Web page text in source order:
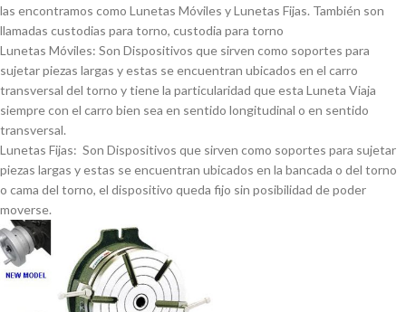
las encontramos como Lunetas Móviles y Lunetas Fijas. También son
llamadas custodias para torno, custodia para torno
Lunetas Móviles: Son Dispositivos que sirven como soportes para
sujetar piezas largas y estas se encuentran ubicados en el carro
transversal del torno y tiene la particularidad que esta Luneta Viaja
siempre con el carro bien sea en sentido longitudinal o en sentido
transversal.
Lunetas Fijas: Son Dispositivos que sirven como soportes para sujetar
piezas largas y estas se encuentran ubicados en la bancada o del torno
o cama del torno, el dispositivo queda fijo sin posibilidad de poder
moverse.